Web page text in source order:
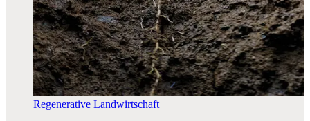
Regenerative Landwirtschaft